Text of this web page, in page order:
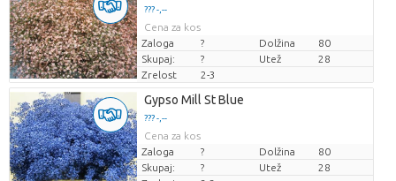
??? -,--
Cena za kos
Zaloga
? Dolžina
80
Skupaj:
? Utež
28
Zrelost
2-3
Gypso Mill St Blue
??? -,--
Cena za kos
Zaloga
? Dolžina
80
Skupaj:
? Utež
28